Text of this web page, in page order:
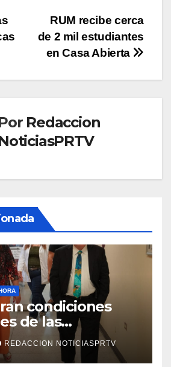
RUM recibe cerca
de 2 mil estudiantes
en Casa Abierta
Redaccion
condiciones
de las
el Departamento
en Mayagüez
REDACCION NOTICIASPRTV